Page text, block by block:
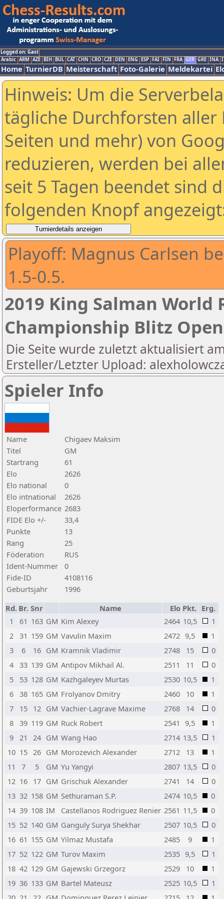
Logged on: Gast
Arabic ARM AZE BIH BUL CAT CHN CRO CZE DEN ENG ESP FAI FIN FRA GER GRE INA
Home TurnierDB Meisterschaft Foto-Galerie Meldekartei
Hinweis: Um die
tägliche Durchforsten aller
Seiten und mehr) von
reduzieren, werden bei
seit 5 Tagen beendet sind
folgenden Knopf
Playoff: Magnus Carlsen
1.5-0.5.
2019 King Salman World
Championship Blitz Open
Die Seite wurde zuletzt aktualisiert
Ersteller/Letzter Upload:
Spieler Info
Name
Chigaev Maksim
Titel
GM
Startrang
61
Elo
2626
Elo national
0
Elo intnational
2626
Eloperformance 2683
FIDE Elo +/-
33,4
Punkte
13
Rang
25
Föderation
RUS
Ident-Nummer
0
Fide-ID
4108116
Geburtsjahr
1996
Rd. Br. Snr Name Elo Pkt. Erg.
1
61 163 GM Kim Alexey 2464 10,5
1
2
31 159 GM Vavulin Maxim 2472 9,5
1
3
6 16 GM Kramnik Vladimir 2748 15
0
4
33 139 GM Antipov Mikhail Al. 2511 11
0
5
53 128 GM Kazhgaleyev Murtas 2530 10,5
1
6
38 165 GM Frolyanov Dmitry 2460 10
1
7
15 12 GM Vachier-Lagrave Maxime 2768 14
0
8
39 119 GM Ruck Robert 2541 9,5
1
9
21 24 GM Wang Hao 2714 13,5
1
10 15 26 GM Morozevich Alexander 2712 13
1
11
7 5 GM Yu Yangyi 2807 13,5
0
12 16 17 GM Grischuk Alexander 2741 14
0
13 32 158 GM Sethuraman S.P. 2474 10,5
0
14 39 108 IM Castellanos Rodriguez Renier 2561 11,5
0
15 52 140 GM Ganguly Surya Shekhar 2507 10,5
0
16 61 155 GM Yilmaz Mustafa 2485 9
1
17 52 122 GM Turov Maxim 2535 9,5
1
18 42 129 GM Gajewski Grzegorz 2529 10
1
19 36 133 GM Bartel Mateusz 2525 10,5
1